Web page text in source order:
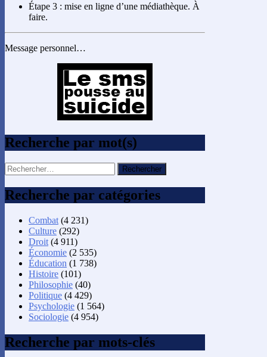
Étape 3 : mise en ligne d’une médiathèque. À
faire.
Message personnel…
Recherche par mot(s)
Rechercher :
Recherche par catégories
Combat (4 231)
Culture (292)
Droit (4 911)
Économie (2 535)
Éducation (1 738)
Histoire (101)
Philosophie (40)
Politique (4 429)
Psychologie (1 564)
Sociologie (4 954)
Recherche par mots-clés